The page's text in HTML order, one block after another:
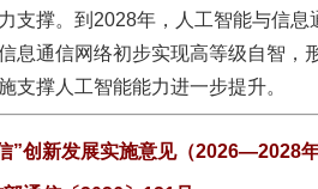
支撑。到2028年，人工智能与信
息通信网络初步实现高等级自智，
支撑人工智能能力进一步提升。
”创新发展实施意见（2026—2028